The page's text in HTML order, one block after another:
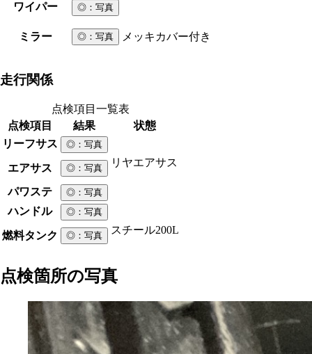
ワイパー ◎ ：写真
ミラー ◎ ：写真 メッキカバー付き
走行関係
点検項目一覧表
点検項目
結果
状態
リーフサス
◎ ：写真
エアサス ◎ ：写真 リヤエアサス
パワステ ◎ ：写真
ハンドル ◎ ：写真
燃料タンク ◎ ：写真 スチール200L
点検箇所の写真